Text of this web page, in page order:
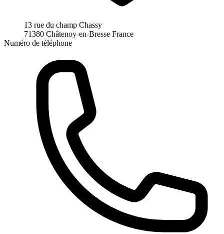
13 rue du champ Chassy
71380 Châtenoy-en-Bresse France
Numéro de téléphone